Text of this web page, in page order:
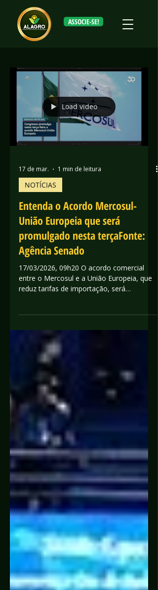
ASSOCIE-SE!
Load video
17 de mar. 1 min de leitura
NOTÍCIAS
Entenda o Acordo Mercosul-
União Europeia que será
promulgado nesta terçaFonte:
Agência Senado
17/03/2026, 09h20 O acordo comercial
entre o Mercosul e a União Europeia, que
reduz tarifas de importação, será
texto. Fonte: Agência Senado